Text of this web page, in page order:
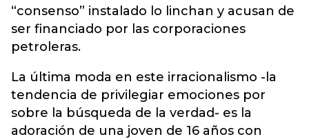
“consenso” instalado lo linchan y acusan de
ser financiado por las corporaciones
petroleras.
La última moda en este irracionalismo -la
tendencia de privilegiar emociones por
sobre la búsqueda de la verdad- es la
adoración de una joven de 16 años con